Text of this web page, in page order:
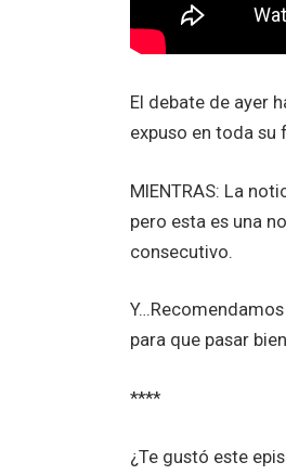
El debate de ayer
expuso en toda su
MIENTRAS: La
pero esta es una
consecutivo.
para que pasar
****
¿Te gustó este